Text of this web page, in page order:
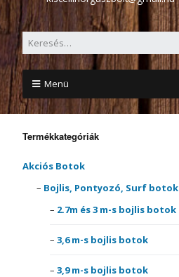
Menü
Termékkategóriák
Akciós Botok
Bojlis, Pontyozó, Surf botok
2.7m és 3 m-s bojlis botok
3,6 m-s bojlis botok
3,9 m-s bojlis botok